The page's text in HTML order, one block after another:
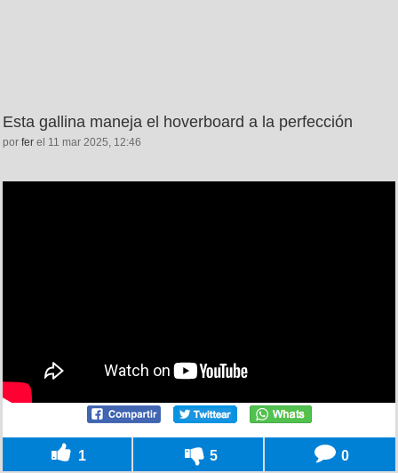
Esta gallina maneja el hoverboard a la perfección
por fer el 11 mar 2025, 12:46
1 5 0